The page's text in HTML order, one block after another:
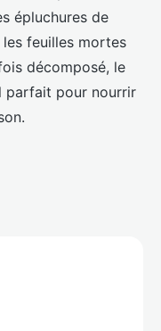
épluchures de
feuilles mortes
décomposé, le
parfait pour nourrir